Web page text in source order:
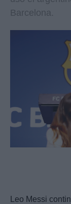
Barcelona.
Leo Messi